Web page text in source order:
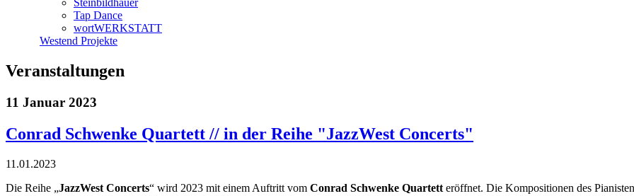
Steinbildhauer
Tap Dance
wortWERKSTATT
Westend Projekte
Veranstaltungen
11 Januar 2023
Conrad Schwenke Quartett // in der Reihe "JazzWest Concerts"
11.01.2023
Die Reihe „JazzWest Concerts“ wird 2023 mit einem Auftritt vom Conrad Schwenke Quartett eröffnet. Die Kompositionen des Pianisten